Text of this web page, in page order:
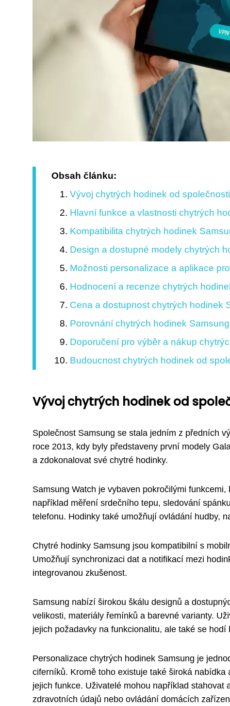
Obsah článku:
Vývoj chytrých hodinek od
Hlavní funkce a vlastnosti chytrých
Kompatibilita chytrých hodinek
Design a dostupné modely chytrých
Možnosti personalizace a aplikace
Hodnocení a recenze chytrých
Cena a dostupnost chytrých hodinek
Porovnání chytrých hodinek
Doporučení pro výběr a nákup
Budoucnost chytrých hodinek od
Vývoj chytrých hodinek od
Společnost Samsung se stala jedním z předních
roce 2013, kdy byly představeny první modely
a zdokonalovat své chytré hodinky.
Samsung Watch je vybaven pokročilými
například měření srdečního tepu, sledování
telefonu. Hodinky také umožňují ovládání hudby,
Chytré hodinky Samsung jsou kompatibilní s
Umožňují synchronizaci dat a notifikací mezi
integrovanou zkušenost.
Samsung nabízí širokou škálu designů a
velikosti, materiály řemínků a barevné varianty.
jejich požadavky na funkcionalitu, ale také se hodí
Personalizace chytrých hodinek Samsung je
ciferníků. Kromě toho existuje také široká
jejich funkce. Uživatelé mohou například
zdravotních údajů nebo ovládání domácích